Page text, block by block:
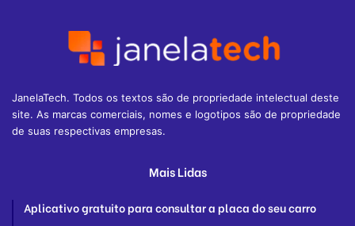
JanelaTech. Todos os textos são de propriedade intelectual deste
site. As marcas comerciais, nomes e logotipos são de propriedade
de suas respectivas empresas.
Mais Lidas
Aplicativo gratuito para consultar a placa do seu carro